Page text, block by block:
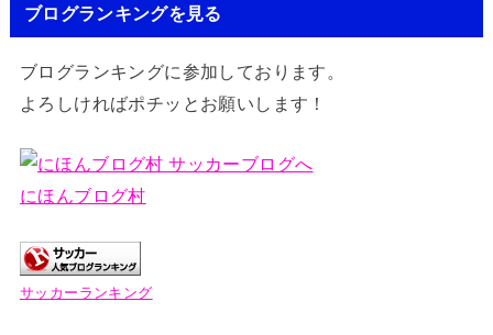
ブログランキングを見る
ブログランキングに参加しております。
よろしければポチッとお願いします！
にほんブログ村
サッカーランキング